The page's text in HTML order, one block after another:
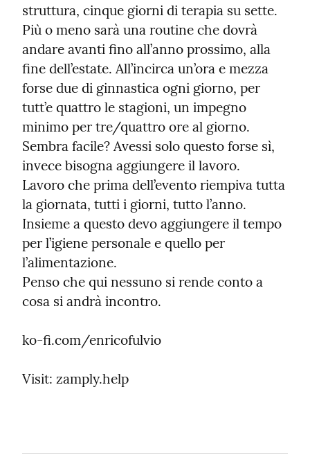
struttura, cinque giorni di terapia su sette.
Più o meno sarà una routine che dovrà
andare avanti fino all’anno prossimo, alla
fine dell’estate. All’incirca un’ora e mezza
forse due di ginnastica ogni giorno, per
tutt’e quattro le stagioni, un impegno
minimo per tre/quattro ore al giorno.
Sembra facile? Avessi solo questo forse sì,
invece bisogna aggiungere il lavoro.
Lavoro che prima dell’evento riempiva tutta
la giornata, tutti i giorni, tutto l’anno.
Insieme a questo devo aggiungere il tempo
per l’igiene personale e quello per
l’alimentazione.
Penso che qui nessuno si rende conto a
cosa si andrà incontro.
ko-fi.com/enricofulvio
Visit: zamply.help